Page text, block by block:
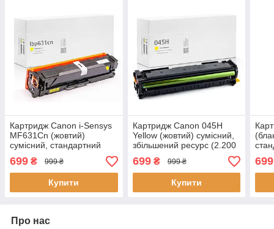
Картридж Canon i-Sensys
MF631Cn (жовтий)
сумісний, стандартний
аналог від Gravitone
699 ₴ 999 ₴
Купити
Картридж Canon 045H
Yellow (жовтий) сумісний,
збільшений ресурс (2.200
від Gravitone
699₴ 999 ₴
Купити
699
Про нас